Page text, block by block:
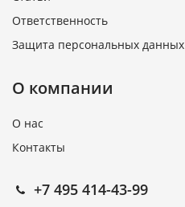
Ответственность
Защита персональных данных
О компании
О нас
Контакты
+7 495 414-43-99